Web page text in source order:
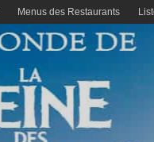
Menus des Restaurants